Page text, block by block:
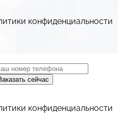
конфиденциальности
сейчас
конфиденциальности